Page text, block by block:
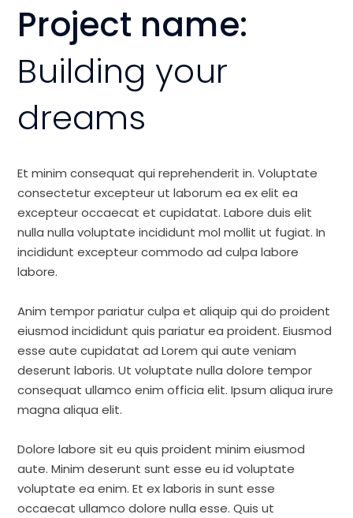
Project name:
Building your
dreams
Et minim consequat qui reprehenderit in. Voluptate
consectetur excepteur ut laborum ea ex elit ea
excepteur occaecat et cupidatat. Labore duis elit
nulla nulla voluptate incididunt mol mollit ut fugiat. In
incididunt excepteur commodo ad culpa labore
labore.
Anim tempor pariatur culpa et aliquip qui do proident
eiusmod incididunt quis pariatur ea proident. Eiusmod
esse aute cupidatat ad Lorem qui aute veniam
deserunt laboris. Ut voluptate nulla dolore tempor
consequat ullamco enim officia elit. Ipsum aliqua irure
magna aliqua elit.
Dolore labore sit eu quis proident minim eiusmod
aute. Minim deserunt sunt esse eu id voluptate
voluptate ea enim. Et ex laboris in sunt esse
occaecat ullamco dolore nulla esse. Quis ut